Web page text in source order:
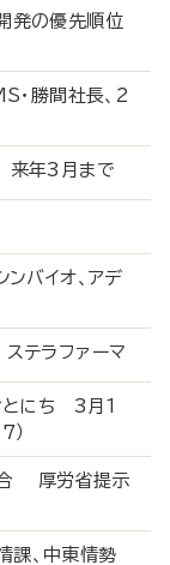
発の優先順位
・勝間社長、2
来年3月まで
バイオ、アデ
テラファーマ
にち 3月1
）
合 厚労省提示
、中東情勢